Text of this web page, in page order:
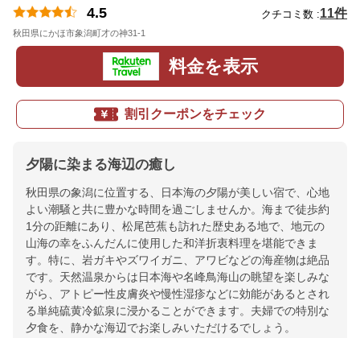
4.5 クチコミ数 :11件
秋田県にかほ市象潟町才の神31-1
料金を表示
割引クーポンをチェック
夕陽に染まる海辺の癒し
秋田県の象潟に位置する、日本海の夕陽が美しい宿で、心地
よい潮騒と共に豊かな時間を過ごしませんか。海まで徒歩約
1分の距離にあり、松尾芭蕉も訪れた歴史ある地で、地元の
山海の幸をふんだんに使用した和洋折衷料理を堪能できま
す。特に、岩ガキやズワイガニ、アワビなどの海産物は絶品
です。天然温泉からは日本海や名峰鳥海山の眺望を楽しみな
がら、アトピー性皮膚炎や慢性湿疹などに効能があるとされ
る単純硫黄冷鉱泉に浸かることができます。夫婦での特別な
夕食を、静かな海辺でお楽しみいただけるでしょう。